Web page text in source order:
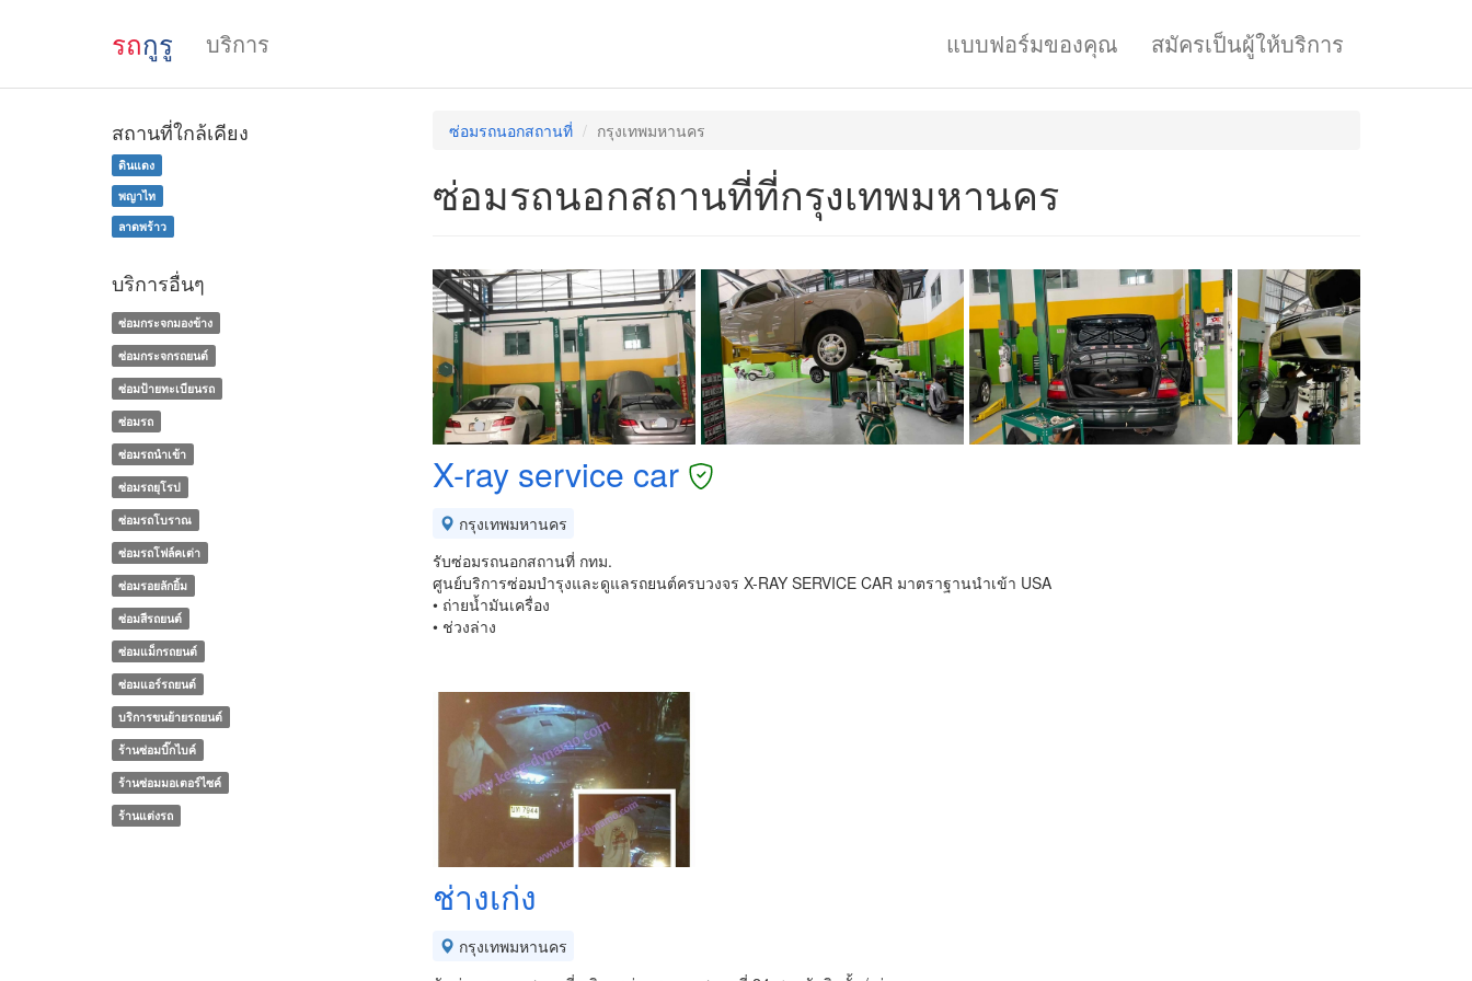
รถกูรู บริการ แบบฟอร์มของคุณ สมัครเป็นผู้ให้บริการ
ซ่อมรถนอกสถานที่ กรุงเทพมหานคร
ซ่อมรถนอกสถานที่ที่กรุงเทพมหานคร
X-ray service car
กรุงเทพมหานคร
รับซ่อมรถนอกสถานที่ กทม.
ศูนย์บริการซ่อมบำรุงและดูแลรถยนต์ครบวงจร X-RAY SERVICE CAR มาตราฐานนำเข้า USA
• ถ่ายน้ำมันเครื่อง
• ช่วงล่าง
ช่างเก่ง
กรุงเทพมหานคร
สถานที่ใกล้เคียง
ดินแดง
พญาไท
ลาดพร้าว
บริการอื่นๆ
ซ่อมกระจกมองข้าง
ซ่อมกระจกรถยนต์
ซ่อมป้ายทะเบียนรถ
ซ่อมรถ
ซ่อมรถนำเข้า
ซ่อมรถยุโรป
ซ่อมรถโบราณ
ซ่อมรถโฟล์คเต่า
ซ่อมรอยลักยิ้ม
ซ่อมสีรถยนต์
ซ่อมแม็กรถยนต์
ซ่อมแอร์รถยนต์
บริการขนย้ายรถยนต์
ร้านซ่อมบิ๊กไบค์
ร้านซ่อมมอเตอร์ไซค์
ร้านแต่งรถ